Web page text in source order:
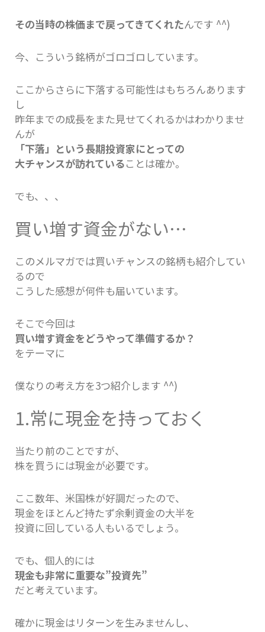
その当時の株価まで戻ってきてくれたんです ^^)
今、こういう銘柄がゴロゴロしています。
ここからさらに下落する可能性はもちろんあります
し
昨年までの成長をまた見せてくれるかはわかりませ
んが
「下落」という長期投資家にとっての
大チャンスが訪れていることは確か。
でも、、、
買い増す資金がない…
このメルマガでは買いチャンスの銘柄も紹介してい
るので
こうした感想が何件も届いています。
そこで今回は
買い増す資金をどうやって準備するか？
をテーマに
僕なりの考え方を3つ紹介します ^^)
1.常に現金を持っておく
当たり前のことですが、
株を買うには現金が必要です。
ここ数年、米国株が好調だったので、
現金をほとんど持たず余剰資金の大半を
投資に回している人もいるでしょう。
でも、個人的には
現金も非常に重要な”投資先”
だと考えています。
確かに現金はリターンを生みませんし、